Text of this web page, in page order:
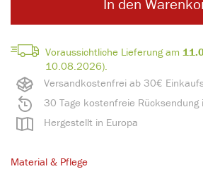
Versandkostenfrei ab 30€
30 Tage kostenfreie Rücksendung
Hergestellt in Europa
Voraussichtliche Lieferung am
10.08.2026).
In den
Material & Pflege